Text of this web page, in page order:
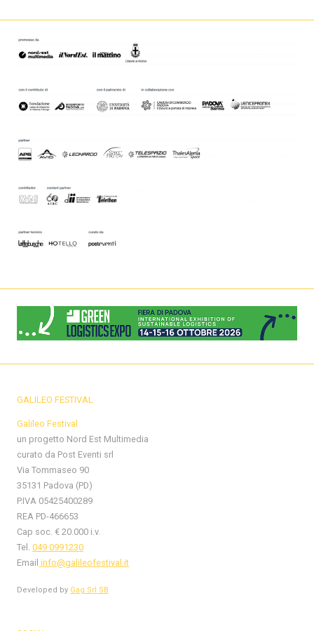
GALILEO FESTIVAL
Galileo Festival
un progetto Nord Est Multimedia
curato da Post Eventi srl
Via Tommaseo 90
35131 Padova (PD)
P.IVA 05425400289
REA PD-466653
Cap soc. € 20.000 i.v.
Tel. 049 0991230
Email info@galileofestival.it
Developed by Gag Srl SB